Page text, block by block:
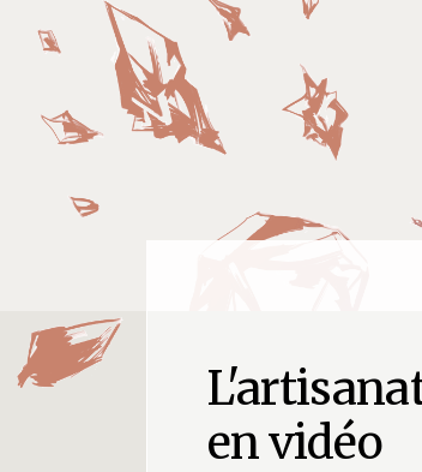
Final
Fantasy
Ring
en vidéo
Panneau de gestion des cookies